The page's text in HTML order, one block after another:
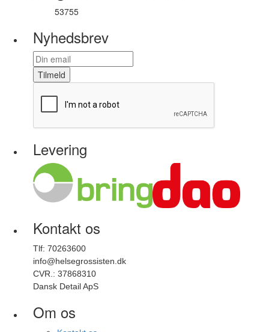
53755
Nyhedsbrev
Tilmeld
Levering
Kontakt os
Tlf: 70263600
info@helsegrossisten.dk
CVR.: 37868310
Dansk Detail ApS
Om os